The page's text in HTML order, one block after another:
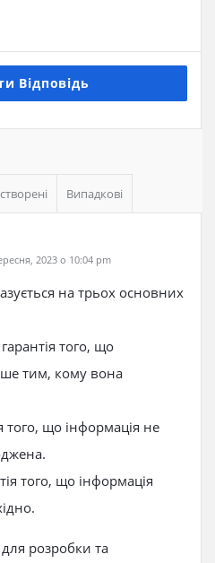
Відповідь
Випадкові
2023 о 10:04 pm
на трьох основних
того, що
тим, кому вона
того, що інформація не
того, що інформація
розробки та